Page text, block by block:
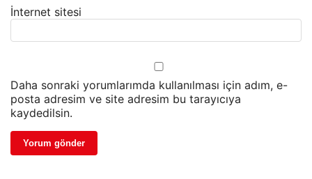
İnternet sitesi
Daha sonraki yorumlarımda kullanılması için adım, e-
posta adresim ve site adresim bu tarayıcıya
kaydedilsin.